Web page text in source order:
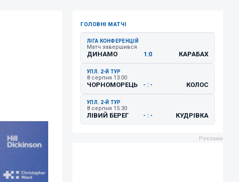
ГОЛОВНІ МАТЧІ
ЛІГА КОНФЕРЕНЦІЙ
Матч завершився
ДИНАМО 1:0 КАРАБАХ
УПЛ. 2-Й ТУР
8 серпня 13:00
ЧОРНОМОРЕЦЬ - : - КОЛОС
УПЛ. 2-Й ТУР
8 серпня 15:30
ЛІВИЙ БЕРЕГ - : - КУДРІВКА